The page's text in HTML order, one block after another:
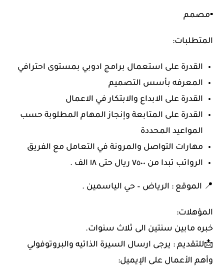
▪️مصمم
المتطلبات:
القدرة على استعمال برامج ادوبي بمستوى احترافي
المعرفه بأسس التصميم
القدرة على الابداع والابتكار في الاعمال
القدرة على المتابعة وإنجاز المهام المطلوبة حسب
المواعيد المحددة
مهارات التواصل والمرونة في التعامل مع الفريق
الرواتب تبدا من ٧٥٠٠ ريال حتى ١٨ الف .
📍 الموقع : الرياض – حي الياسمين .
المؤهلات:
خبره مابين سنتين الى ثلاث سنوات.
📩للتقديم : يرجى ارسال السيرة الذاتيه والبروتوفولي
وأهم الأعمال على الإيميل: